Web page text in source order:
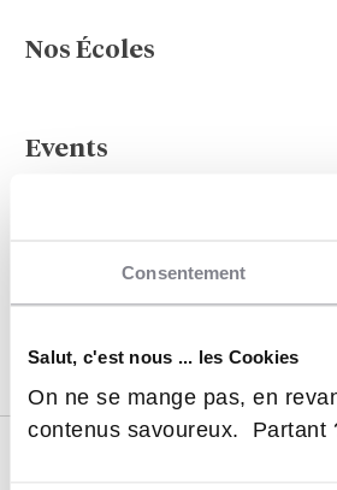
Consentement
Salut, c'est nous ... les Cookies
On ne se mange pas, en
contenus savoureux. Partant
Nos Écoles
Events
Nous contacter